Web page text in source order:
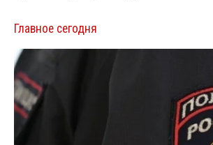
Главное сегодня